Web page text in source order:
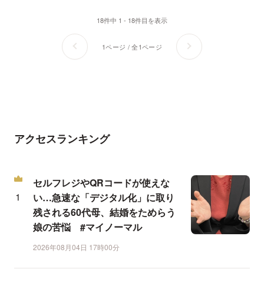
18件中 1 - 18件目を表示
1ページ / 全1ページ
アクセスランキング
セルフレジやQRコードが使えな
い…急速な「デジタル化」に取り
残される60代母、結婚をためらう
娘の苦悩 #マイノーマル
2026年08月04日 17時00分